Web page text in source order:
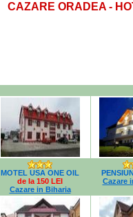
CAZARE ORADEA -
MOTEL USA ONE OIL
de la 150 LEI
Cazare in Biharia
Cazare